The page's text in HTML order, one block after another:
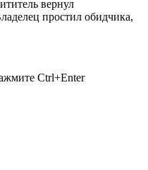
вернул
простил обидчика,
Ctrl+Enter